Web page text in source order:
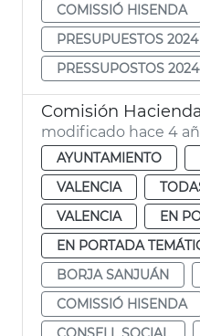
COMISSIÓ HISENDA
PRESUPUESTOS 2024
PRESSUPOSTOS 2024
Comisión
modificado hace 4
AYUNTAMIENTO
VALENCIA
VALENCIA
EN
EN PORTADA
BORJA SANJUÁN
COMISSIÓ HISENDA